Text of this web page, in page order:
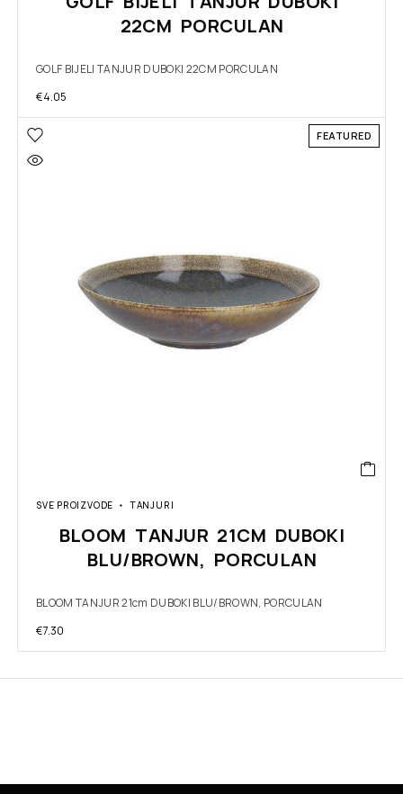
22CM PORCULAN
GOLF BIJELI TANJUR DUBOKI 22CM PORCULAN
€4.05
FEATURED
SVE PROIZVODE TANJURI
BLOOM TANJUR 21CM DUBOKI
BLU/BROWN, PORCULAN
BLOOM TANJUR 21cm DUBOKI BLU/BROWN, PORCULAN
€7.30